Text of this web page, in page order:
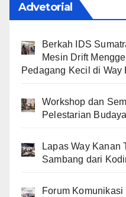
Advetorial
Berkah IDS
Mesin Drift
Pedagang Kecil di Way
Workshop dan
Pelestarian
Lapas Way Kanan
Sambang dari
Forum